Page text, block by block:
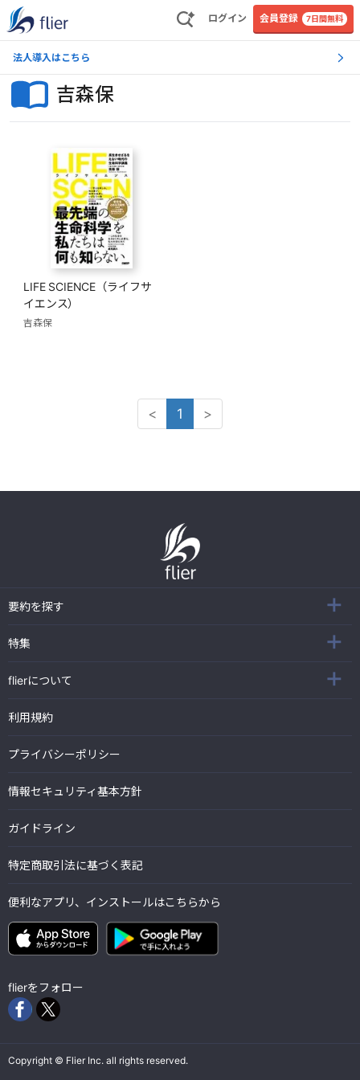
ログイン 会員登録 7日間無料
法人導入はこちら
吉森保
LIFE SCIENCE（ライフサ
イエンス）
吉森保
< 1 >
要約を探す
特集
flierについて
利用規約
プライバシーポリシー
情報セキュリティ基本方針
ガイドライン
特定商取引法に基づく表記
便利なアプリ、インストールはこちらから
flierをフォロー
Copyright © Flier Inc. all rights reserved.